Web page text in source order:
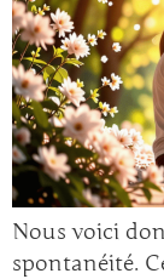
Nous voici
spontanéité.